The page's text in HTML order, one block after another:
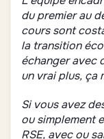
du premier au
cours sont
la transition
échanger avec
un vrai plus, ça
Si vous avez
ou simplement
RSE, avec ou